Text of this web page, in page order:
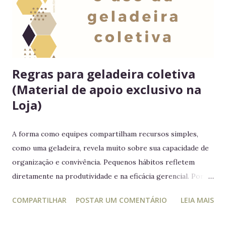
Regras para geladeira coletiva
(Material de apoio exclusivo na
Loja)
A forma como equipes compartilham recursos simples,
como uma geladeira, revela muito sobre sua capacidade de
organização e convivência. Pequenos hábitos refletem
diretamente na produtividade e na eficácia gerencial. Por
da educação estratégica e gerencial : respeito ao espaço
COMPARTILHAR POSTAR UM COMENTÁRIO LEIA MAIS